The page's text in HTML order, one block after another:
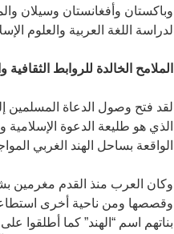
وباكستان وأفغانستان وسيلان
لدراسة اللغة العربية والعلوم
الملامح الخالدة للروابط
لقد فتح وصول الدعاة المسلمين
الذي هو طليعة الدعوة
الواقعة بساحل الهند الغربي
وكان العرب منذ القدم مغرمين
وقصصها ومن ناحية أخرى
بناتهم اسم “الهند” كما أطلقوا